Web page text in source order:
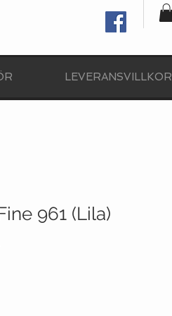
LEVERANSVILLKOR
961 (Lila)